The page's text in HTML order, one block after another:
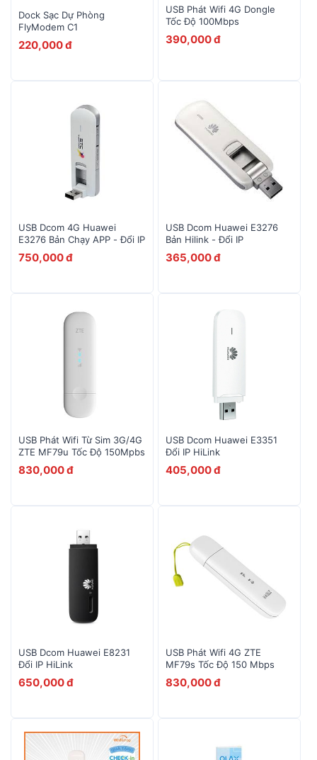
Dock Sạc Dự Phòng
FlyModem C1
220,000 đ
USB Phát Wifi 4G Dongle
Tốc Độ 100Mbps
390,000 đ
USB Dcom 4G Huawei
E3276 Bản Chạy APP - Đổi IP
750,000 đ
USB Dcom Huawei E3276
Bản Hilink - Đổi IP
365,000 đ
USB Phát Wifi Từ Sim 3G/4G
ZTE MF79u Tốc Độ 150Mpbs
830,000 đ
USB Dcom Huawei E3351
Đổi IP HiLink
405,000 đ
USB Dcom Huawei E8231
Đổi IP HiLink
650,000 đ
USB Phát Wifi 4G ZTE
MF79s Tốc Độ 150 Mbps
830,000 đ